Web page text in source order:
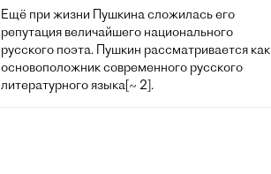
Ещё при жизни Пушкина сложилась его
репутация величайшего национального
русского поэта. Пушкин рассматривается как
основоположник современного русского
литературного языка[~ 2].